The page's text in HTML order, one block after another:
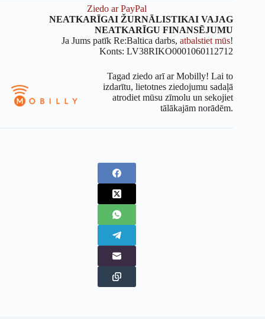
Ziedo ar PayPal
NEATKARĪGAI ŽURNĀLISTIKAI VAJAG
NEATKARĪGU FINANSĒJUMU
Ja Jums patīk Re:Baltica darbs,atbalstiet mūs!
Konts: LV38RIKO0001060112712
Tagad ziedo arī ar Mobilly! Lai to
izdarītu, lietotnes ziedojumu sadaļā
atrodiet mūsu zīmolu un sekojiet
tālākajām norādēm.